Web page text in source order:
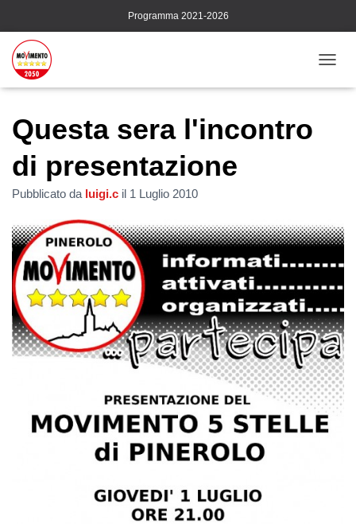
Programma 2021-2026
A
E
T
G
G
E
Questa sera l'incontro
di presentazione
Pubblicato da luigi.c il 1 Luglio 2010